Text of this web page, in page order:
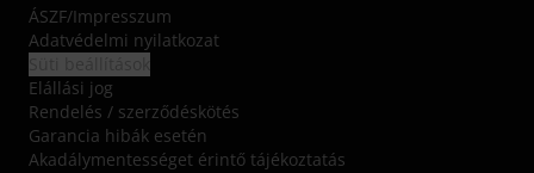
ÁSZF/Impresszum
Adatvédelmi nyilatkozat
Elállási jog
Rendelés / szerződéskötés
Garancia hibák esetén
Akadálymentességet érintő tájékoztatás